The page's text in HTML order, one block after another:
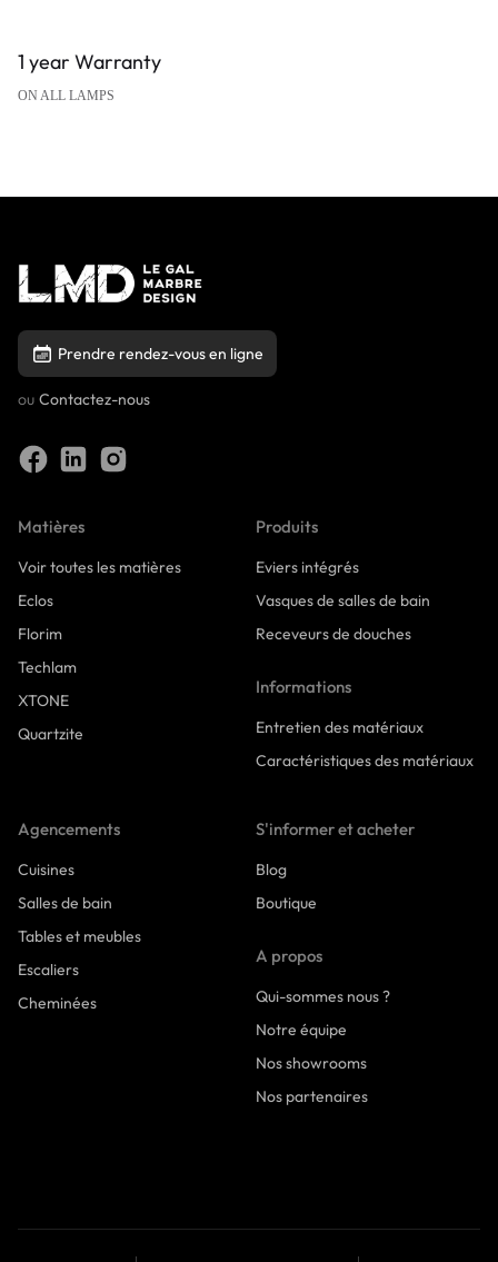
1 year Warranty
ON ALL LAMPS
Prendre rendez-vous en ligne
ou Contactez-nous
Matières
Voir toutes les matières
Eclos
Florim
Techlam
XTONE
Quartzite
Produits
Eviers intégrés
Vasques de salles de bain
Receveurs de douches
Informations
Entretien des matériaux
Caractéristiques des matériaux
Agencements
Cuisines
Salles de bain
Tables et meubles
Escaliers
Cheminées
S'informer et acheter
Blog
Boutique
A propos
Qui-sommes nous ?
Notre équipe
Nos showrooms
Nos partenaires